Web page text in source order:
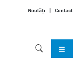
Noutăți | Contact